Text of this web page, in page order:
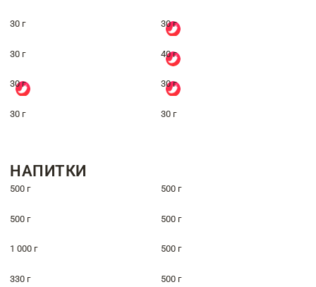
30 г 30 г
30 г 40 г
30 г 30 г
30 г 30 г
НАПИТКИ
500 г 500 г
500 г 500 г
1 000 г 500 г
330 г 500 г